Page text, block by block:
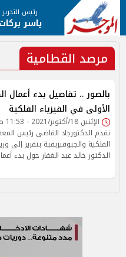
رئيس التحرير
ياسر بركات
مرصد القطامية
بالصور .. تفاصيل بدء أعمال
الأولى في الفيزياء الفلكية
الإثنين 18/أكتوبر/2021 - 11:53 ص
تقدم الدكتورجاد القاضي رئيس
الفلكية والجيوفيزيقية بتقرير إلى
الدكتور خالد عبد الغفار حول بدء